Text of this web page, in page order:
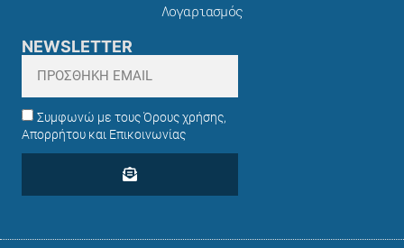
Λογαριασμός
NEWSLETTER
Συμφωνώ με τους Όρους χρήσης,
Απορρήτου και Επικοινωνίας